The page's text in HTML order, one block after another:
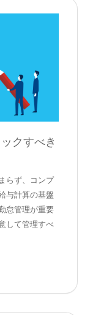
クすべき
らず、コンプ
与計算の基盤
怠管理が重要
して管理すべ